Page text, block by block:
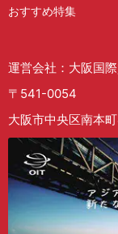
おすすめ特集
運営会社：大阪国
〒541-0054
大阪市中央区南本